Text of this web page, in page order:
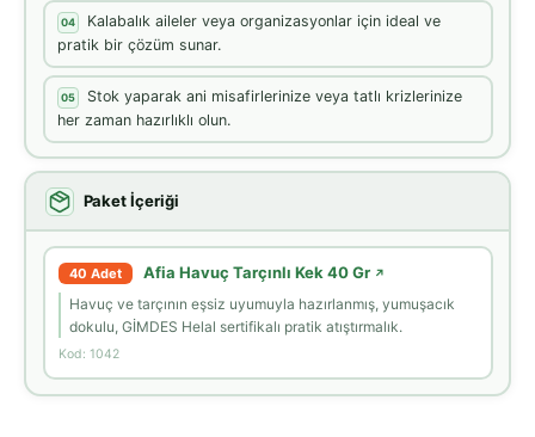
04
Kalabalık aileler veya organizasyonlar için ideal ve
pratik bir çözüm sunar.
05
Stok yaparak ani misafirlerinize veya tatlı krizlerinize
her zaman hazırlıklı olun.
Paket İçeriği
40 Adet Afia Havuç Tarçınlı Kek 40 Gr ↗
Havuç ve tarçının eşsiz uyumuyla hazırlanmış, yumuşacık
dokulu, GİMDES Helal sertifikalı pratik atıştırmalık.
Kod: 1042